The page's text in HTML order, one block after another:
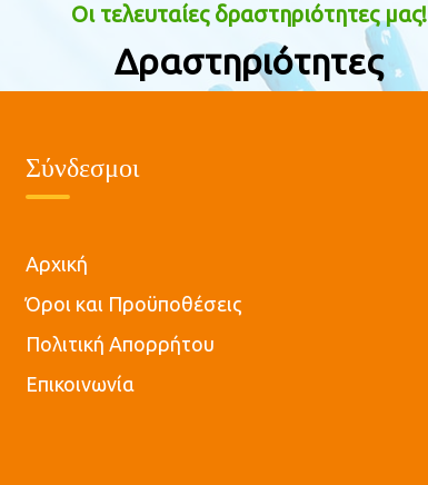
Οι τελευταίες δραστηριότητες μας!
Δραστηριότητες
Σύνδεσμοι
Αρχική
Όροι και Προϋποθέσεις
Πολιτική Απορρήτου
Επικοινωνία